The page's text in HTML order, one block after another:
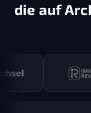
die auf